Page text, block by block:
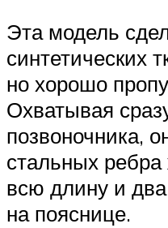
Эта модель
синтетических
но хорошо
Охватывая
позвоночника,
стальных ребра
всю длину и
на пояснице.